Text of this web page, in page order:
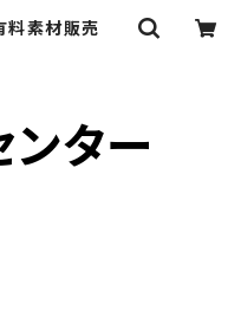
料素材販売
ンター